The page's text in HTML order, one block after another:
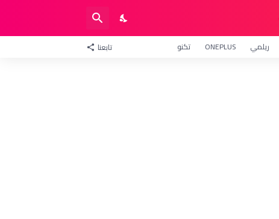
ريلمي ONEPLUS تكنو تابعنا